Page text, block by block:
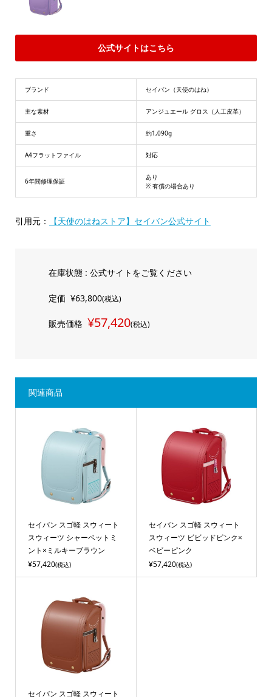
公式サイトはこちら
ブランド セイバン（天使のはね）
主な素材 アンジュエール グロス（人工皮革）
重さ 約1,090g
A4フラットファイル 対応
6年間修理保証
あり
※ 有償の場合あり
引用元： 【天使のはねストア】セイバン公式サイト
在庫状態 : 公式サイトをご覧ください
定価 ¥63,800(税込)
販売価格 ¥57,420(税込)
関連商品
セイバン スゴ軽 スウィート
スウィーツ シャーベットミ
ント×ミルキーブラウン
¥57,420(税込)
セイバン スゴ軽 スウィート
スウィーツ ビビッドピンク×
ベビーピンク
¥57,420(税込)
セイバン スゴ軽 スウィート